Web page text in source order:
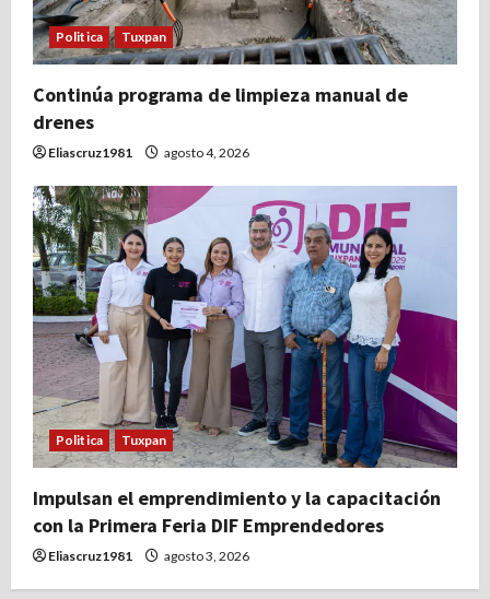
Politica Tuxpan
Continúa programa de limpieza manual de
drenes
Eliascruz1981 agosto 4, 2026
Politica Tuxpan
Impulsan el emprendimiento y la capacitación
con la Primera Feria DIF Emprendedores
Eliascruz1981 agosto 3, 2026